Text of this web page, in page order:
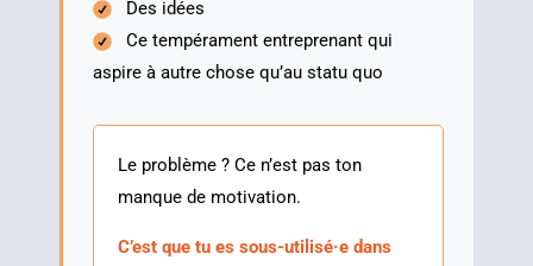
Des idées
Ce tem­pé­ra­ment entre­pre­nant qui
aspire à autre chose qu’au sta­tu quo
Le pro­blème ? Ce n’est pas ton
manque de motivation.
C’est que tu es sous-utilisé·e dans